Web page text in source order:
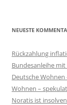
NEUESTE
Rückzahlung
Bundesanleihe
Deutsche
Wohnen –
Noratis ist